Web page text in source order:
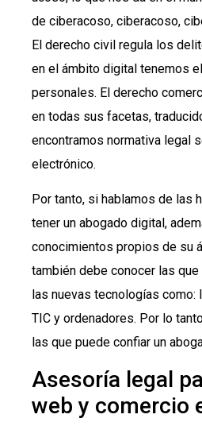
de ciberacoso, ciberacoso,
El derecho civil regula los
en el ámbito digital tenemos
personales. El derecho
en todas sus facetas,
encontramos normativa legal
electrónico.
Por tanto, si hablamos de las
tener un abogado digital,
conocimientos propios de su
también debe conocer las
las nuevas tecnologías como:
TIC y ordenadores. Por lo
las que puede confiar un
Asesoría legal
web y comercio